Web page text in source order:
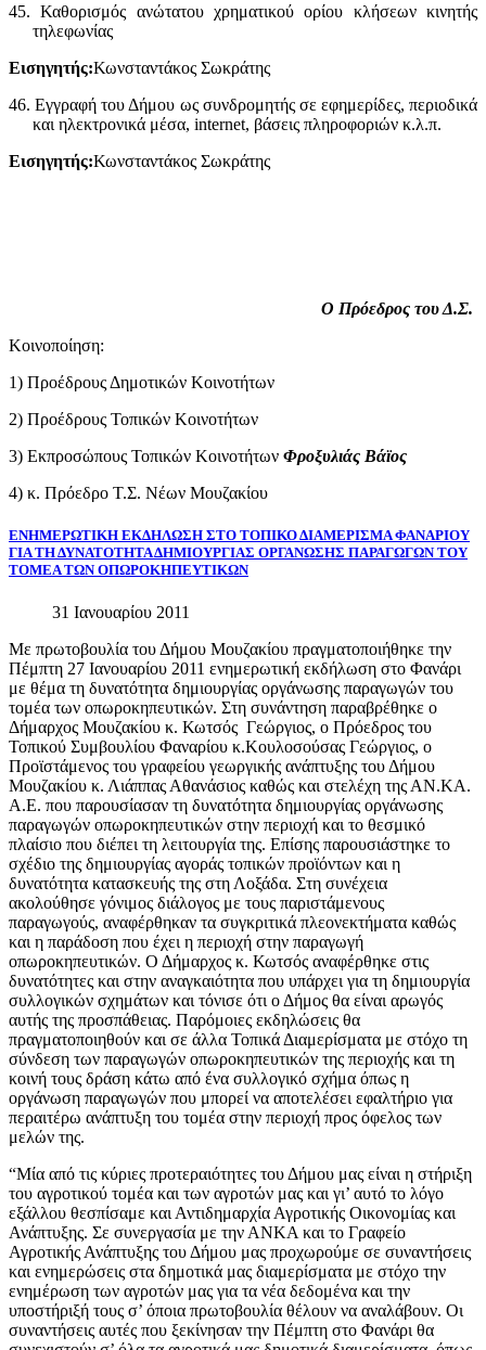
45. Καθορισμός ανώτατου χρηματικού ορίου κλήσεων κινητής
τηλεφωνίας
Εισηγητής:Κωνσταντάκος Σωκράτης
46. Εγγραφή του Δήμου ως συνδρομητής σε εφημερίδες, περιοδικά
και ηλεκτρονικά μέσα, internet, βάσεις πληροφοριών κ.λ.π.
Εισηγητής:Κωνσταντάκος Σωκράτης
Ο Πρόεδρος του Δ.Σ.
Κοινοποίηση:
1) Προέδρους Δημοτικών Κοινοτήτων
2) Προέδρους Τοπικών Κοινοτήτων
3) Εκπροσώπους Τοπικών Κοινοτήτων Φροξυλιάς Βάϊος
4) κ. Πρόεδρο Τ.Σ. Νέων Μουζακίου
ΕΝΗΜΕΡΩΤΙΚΗ ΕΚΔΗΛΩΣΗ ΣΤΟ ΤΟΠΙΚΟΔΙΑΜΕΡΙΣΜΑ ΦΑΝΑΡΙΟΥ
ΓΙΑ ΤΗΔΥΝΑΤΟΤΗΤΑΔΗΜΙΟΥΡΓΙΑΣ ΟΡΓΑΝΩΣΗΣ ΠΑΡΑΓΩΓΩΝ ΤΟΥ
ΤΟΜΕΑ ΤΩΝ ΟΠΩΡΟΚΗΠΕΥΤΙΚΩΝ
31 Ιανουαρίου 2011
Με πρωτοβουλία του Δήμου Μουζακίου πραγματοποιήθηκε την
Πέμπτη 27 Ιανουαρίου 2011 ενημερωτική εκδήλωση στο Φανάρι
με θέμα τη δυνατότητα δημιουργίας οργάνωσης παραγωγών του
τομέα των οπωροκηπευτικών. Στη συνάντηση παραβρέθηκε ο
Δήμαρχος Μουζακίου κ. Κωτσός Γεώργιος, ο Πρόεδρος του
Τοπικού Συμβουλίου Φαναρίου κ.Κουλοσούσας Γεώργιος, ο
Προϊστάμενος του γραφείου γεωργικής ανάπτυξης του Δήμου
Μουζακίου κ. Λιάππας Αθανάσιος καθώς και στελέχη της ΑΝ.ΚΑ.
Α.Ε. που παρουσίασαν τη δυνατότητα δημιουργίας οργάνωσης
παραγωγών οπωροκηπευτικών στην περιοχή και το θεσμικό
πλαίσιο που διέπει τη λειτουργία της. Επίσης παρουσιάστηκε το
σχέδιο της δημιουργίας αγοράς τοπικών προϊόντων και η
δυνατότητα κατασκευής της στη Λοξάδα. Στη συνέχεια
ακολούθησε γόνιμος διάλογος με τους παριστάμενους
παραγωγούς, αναφέρθηκαν τα συγκριτικά πλεονεκτήματα καθώς
και η παράδοση που έχει η περιοχή στην παραγωγή
οπωροκηπευτικών. Ο Δήμαρχος κ. Κωτσός αναφέρθηκε στις
δυνατότητες και στην αναγκαιότητα που υπάρχει για τη δημιουργία
συλλογικών σχημάτων και τόνισε ότι ο Δήμος θα είναι αρωγός
αυτής της προσπάθειας. Παρόμοιες εκδηλώσεις θα
πραγματοποιηθούν και σε άλλα Τοπικά Διαμερίσματα με στόχο τη
σύνδεση των παραγωγών οπωροκηπευτικών της περιοχής και τη
κοινή τους δράση κάτω από ένα συλλογικό σχήμα όπως η
οργάνωση παραγωγών που μπορεί να αποτελέσει εφαλτήριο για
περαιτέρω ανάπτυξη του τομέα στην περιοχή προς όφελος των
μελών της.
“Μία από τις κύριες προτεραιότητες του Δήμου μας είναι η στήριξη
του αγροτικού τομέα και των αγροτών μας και γι’ αυτό το λόγο
εξάλλου θεσπίσαμε και Αντιδημαρχία Αγροτικής Οικονομίας και
Ανάπτυξης. Σε συνεργασία με την ΑΝΚΑ και το Γραφείο
Αγροτικής Ανάπτυξης του Δήμου μας προχωρούμε σε συναντήσεις
και ενημερώσεις στα δημοτικά μας διαμερίσματα με στόχο την
ενημέρωση των αγροτών μας για τα νέα δεδομένα και την
υποστήριξή τους σ’ όποια πρωτοβουλία θέλουν να αναλάβουν. Οι
συναντήσεις αυτές που ξεκίνησαν την Πέμπτη στο Φανάρι θα